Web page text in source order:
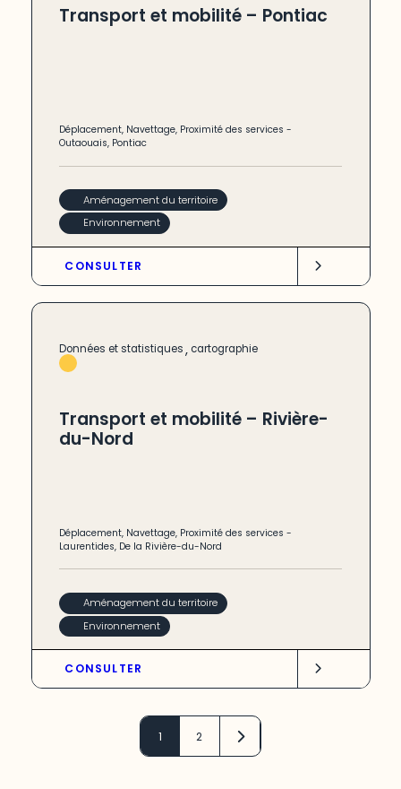
Transport et mobilité – Pontiac
Déplacement, Navettage, Proximité des services -
Outaouais, Pontiac
Aménagement du territoire
Environnement
CONSULTER
Données et statistiques, cartographie
Transport et mobilité – Rivière-
du-Nord
Déplacement, Navettage, Proximité des services -
Laurentides, De la Rivière-du-Nord
Aménagement du territoire
Environnement
CONSULTER
1 2